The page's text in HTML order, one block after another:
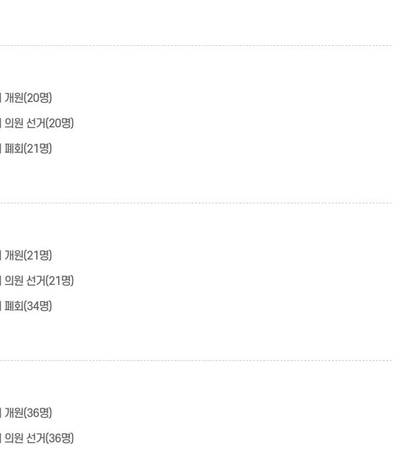
개원(20명)
의원 선거(20명)
폐회(21명)
개원(21명)
의원 선거(21명)
폐회(34명)
개원(36명)
의원 선거(36명)